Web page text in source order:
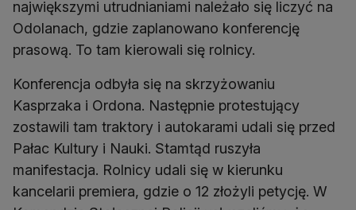
największymi utrudnianiami należało się liczyć na
Odolanach, gdzie zaplanowano konferencję
prasową. To tam kierowali się rolnicy.
Konferencja odbyła się na skrzyżowaniu
Kasprzaka i Ordona. Następnie protestujący
zostawili tam traktory i autokarami udali się przed
Pałac Kultury i Nauki. Stamtąd ruszyła
manifestacja. Rolnicy udali się w kierunku
kancelarii premiera, gdzie o 12 złożyli petycję. W